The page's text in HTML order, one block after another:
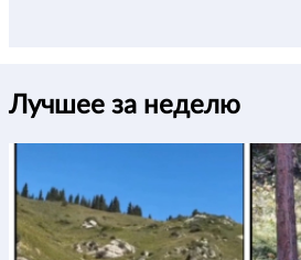
Лучшее за неделю